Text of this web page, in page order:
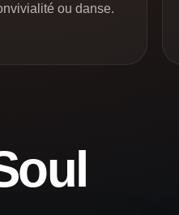
ou danse.